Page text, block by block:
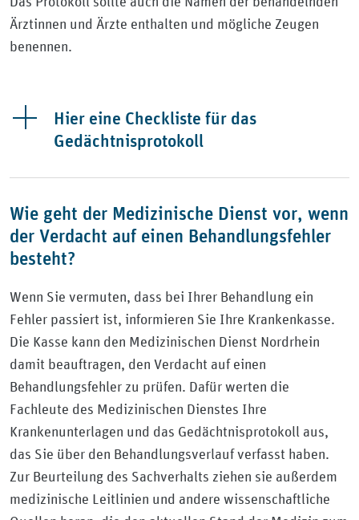
Ärztinnen und Ärzte enthalten und mögliche Zeugen
benennen.
Hier eine Checkliste für das
Gedächtnisprotokoll
Wie geht der Medizinische Dienst vor, wenn
der Verdacht auf einen Behandlungsfehler
besteht?
Wenn Sie vermuten, dass bei Ihrer Behandlung ein
Fehler passiert ist, informieren Sie Ihre Krankenkasse.
Die Kasse kann den Medizinischen Dienst Nordrhein
damit beauftragen, den Verdacht auf einen
Behandlungsfehler zu prüfen. Dafür werten die
Fachleute des Medizinischen Dienstes Ihre
Krankenunterlagen und das Gedächtnisprotokoll aus,
das Sie über den Behandlungsverlauf verfasst haben.
Zur Beurteilung des Sachverhalts ziehen sie außerdem
medizinische Leitlinien und andere wissenschaftliche